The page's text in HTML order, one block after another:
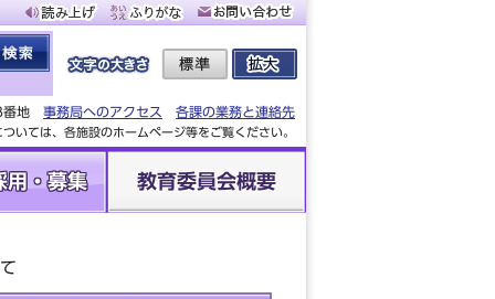
番地 事務局へのアクセス 各課の業務と連絡先
いては、各施設のホームページ等をご覧ください。
用・募集 教育委員会概要